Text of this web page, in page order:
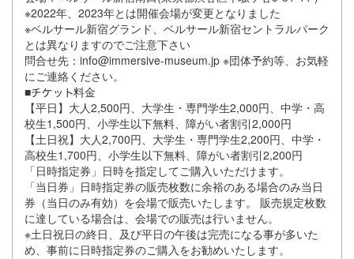
※2022年、2023年とは開催会場が変更となりました
※ベルサール新宿グランド、ベルサール新宿セントラルパーク
とは異なりますのでご注意下さい
問合せ先：info@immersive-museum.jp ※団体予約等、お気軽
にご連絡ください。
■
料金
【平日】大人2,500円、大学生・専門学生2,000円、中学・高
校生1,500円、小学生以下無料、障がい者割引2,000円
【土日祝】大人2,700円、大学生・専門学生2,200円、中学・
高校生1,700円、小学生以下無料、障がい者割引2,200円
「日時指定券」日時を指定してご購入いただけます。
「当日券」日時指定券の販売枚数に余裕のある場合のみ当日
券（当日のみ有効）を会場で販売いたします。 販売規定枚数
に達している場合は、会場での販売は行いません。
※土日祝日の終日、及び平日の午後は完売になる事が多いた
め、事前に日時指定券のご購入をお勧めいたします。